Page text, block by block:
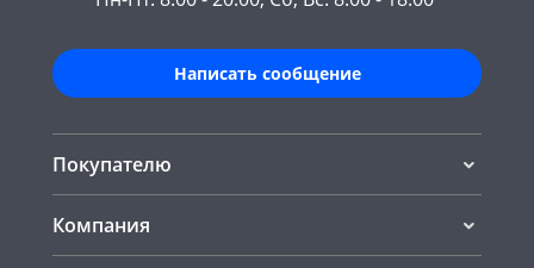
Написать сообщение
Покупателю
Компания